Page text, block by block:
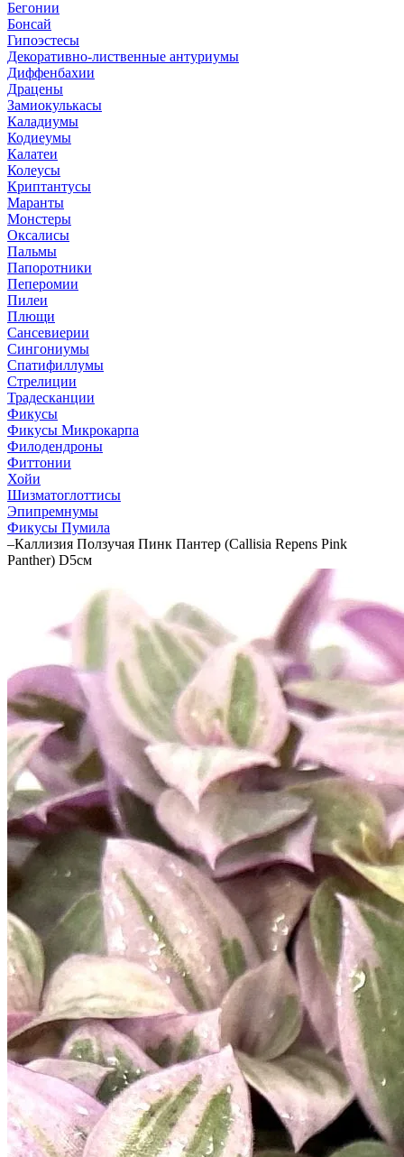
Бегонии
Бонсай
Гипоэстесы
Декоративно-лиственные антуриумы
Диффенбахии
Драцены
Замиокулькасы
Каладиумы
Кодиеумы
Калатеи
Колеусы
Криптантусы
Маранты
Монстеры
Оксалисы
Пальмы
Папоротники
Пеперомии
Пилеи
Плющи
Сансевиерии
Сингониумы
Спатифиллумы
Стрелиции
Традесканции
Фикусы
Фикусы Микрокарпа
Филодендроны
Фиттонии
Хойи
Шизматоглоттисы
Эпипремнумы
Фикусы Пумила
–Каллизия Ползучая Пинк Пантер (Callisia Repens Pink
Panther) D5см